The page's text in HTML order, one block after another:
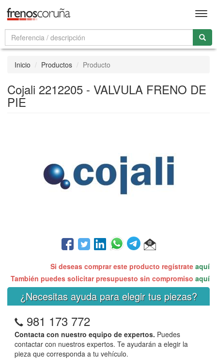
Inicio Productos Producto
Cojali 2212205 - VALVULA FRENO DE
PIE
Si deseas comprar este producto regístrate aquí
También puedes solicitar presupuesto sin compromiso aquí
¿Necesitas ayuda para elegir tus piezas?
981 173 772
Contacta con nuestro equipo de expertos. Puedes
contactar con nuestros expertos. Te ayudarán a elegir la
pieza que corresponda a tu vehículo.